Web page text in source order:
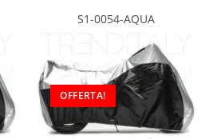
S1-0054-AQUA
OFFERTA!